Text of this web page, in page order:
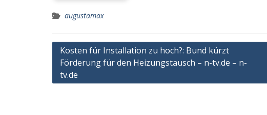
augustamax
Post
navigation
Kosten für Installation zu hoch?: Bund kürzt
Förderung für den Heizungstausch – n-tv.de – n-
tv.de